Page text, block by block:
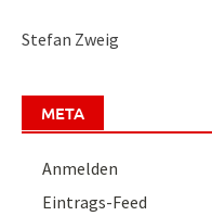
Stefan Zweig
META
Anmelden
Eintrags-Feed